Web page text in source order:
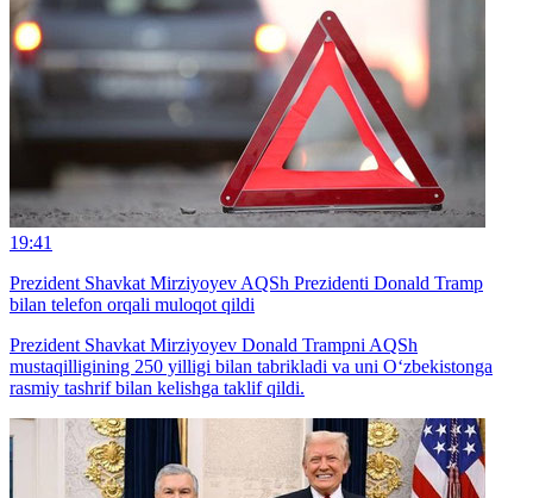
19:41
Prezident Shavkat Mirziyoyev AQSh Prezidenti Donald Tramp
bilan telefon orqali muloqot qildi
Prezident Shavkat Mirziyoyev Donald Trampni AQSh
mustaqilligining 250 yilligi bilan tabrikladi va uni O‘zbekistonga
rasmiy tashrif bilan kelishga taklif qildi.